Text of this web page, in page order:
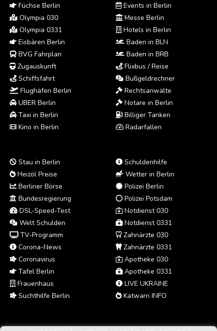
Füchse Berlin
Olympia 030
Olympia 0331
Eisbären Berlin
BVG Fahrplan
Zugauskunft
Schiffsfahrt
Flughäfen Berlin
UBER Berlin
Taxi in Berlin
Kino in Berlin
Events in Berlin
Messe Berlin
Hotels in Berlin
Baden in BLN
Baden in BRB
Flixbus / Reise
Bußgeldrechner
Rechtsanwälte
Notare in Berlin
Billiger Tanken
Radarfallen
Stau in Berlin
Heizöl Preise
Berliner Börse
Bundesregierung
DSL-Speed-Test
Welt Schulden
TV-Programm
Corona-News
Coronavirus
Tafel Berlin
Frauenhaus
Suchthilfe Berlin
Schuldenhilfe
Wetter in Berlin
Polizei Berlin
Polizei Potsdam
Notdienst 030
Notdienst 0331
Zahnärzte 030
Zahnärzte 0331
Apotheke 030
Apotheke 0331
LIVE UKRAINE
Katwarn INFO